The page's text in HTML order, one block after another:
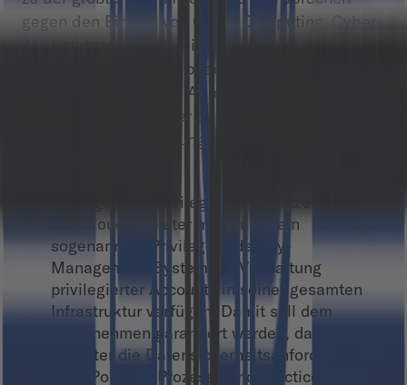
gegen den Einsatz von Cloud Computing. Cyber-
Ark hat dazu acht Bereiche bei Cloud Anbietern
identifiziert, die es zu beachten und überprüfen
gilt. Denn speziell die Administratoren der
Anbieter verfügen über den Zugriff auf sämtliche
Daten sowie Anwendungen, Prozesse, Services
Management privilegierter Benutzerkonten:
Der Cloud Anbieter muss über ein
sogenanntes Privileged-Identity-
Management-System zur Verwaltung
privilegierter Accounts in seiner gesamten
Infrastruktur verfügen. Damit soll dem
Unternehmen garantiert werden, dass der
Anbieter die Datensicherheitsanforderungen
bzgl. Policies, Prozesse und Practices erfüllt.